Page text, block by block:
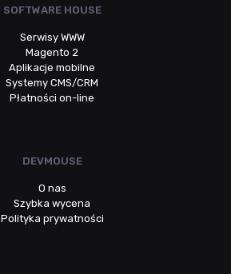
SOFTWARE HOUSE
Serwisy WWW
Magento 2
Aplikacje mobilne
Systemy CMS/CRM
Płatności on-line
DEVMOUSE
O nas
Szybka wycena
Polityka prywatności